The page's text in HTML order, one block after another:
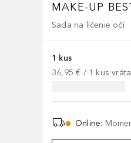
MAKE-UP
Sada na líčenie očí
1 kus
36,95 € / 1 kus
Online: